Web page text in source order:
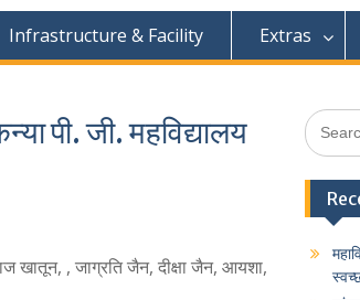
Infrastructure & Facility Extras
पी. जी. महविद्यालय
खातून, , जाग्रति जैन, दीक्षा जैन, आयशा,
Search
for: